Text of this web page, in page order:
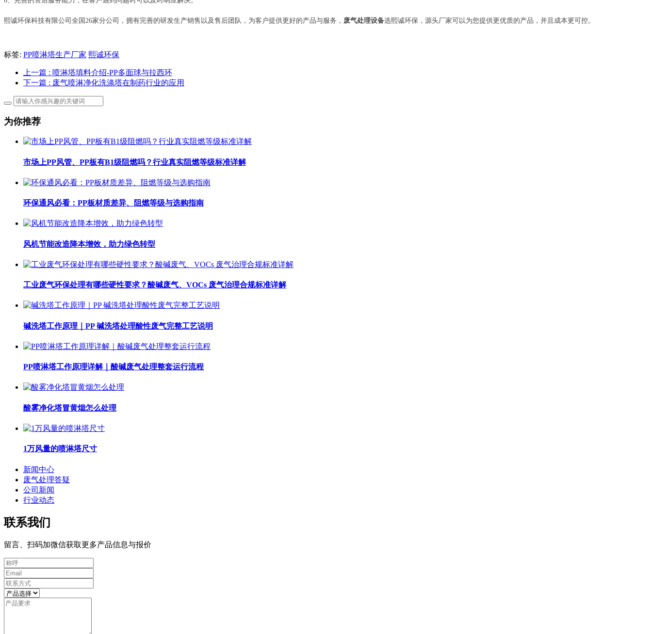
熙诚环保科技有限公司全国26家分公司，拥有完善的研发生产销售以及售后团队，为客户提供更好的产品与服务， 废气处理设备选熙诚环保，源头厂家可以为您提供更优质的产品，并且成本更可控。
标签: PP喷淋塔生产厂家 熙诚环保
上一篇 : 喷淋塔填料介绍-PP多面球与拉西环
下一篇 : 废气喷淋净化洗涤塔在制药行业的应用
为你推荐
市场上PP风管、PP板有B1级阻燃吗？行业真实阻燃等级标准详解
环保通风必看：PP板材质差异、阻燃等级与选购指南
风机节能改造降本增效，助力绿色转型
工业废气环保处理有哪些硬性要求？酸碱废气、VOCs 废气治理合规标准详解
碱洗塔工作原理｜PP 碱洗塔处理酸性废气完整工艺说明
PP喷淋塔工作原理详解｜酸碱废气处理整套运行流程
酸雾净化塔冒黄烟怎么处理
1万风量的喷淋塔尺寸
新闻中心
废气处理答疑
公司新闻
行业动态
联系我们
留言、扫码加微信获取更多产品信息与报价